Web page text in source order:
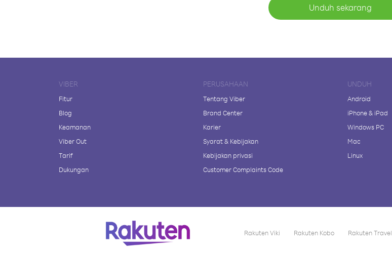
Unduh sekarang
VIBER
Fitur
Blog
Keamanan
Viber Out
Tarif
Dukungan
PERUSAHAAN
Tentang Viber
Brand Center
Karier
Syarat & Kebijakan
Kebijakan privasi
Customer Complaints Code
UNDUH
Android
iPhone & iPad
Windows PC
Mac
Linux
Rakuten Viki Rakuten Kobo Rakuten Travel